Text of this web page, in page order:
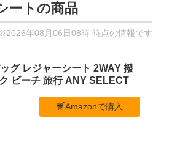
ートの商品
年08月06日08時 時点の情報です
グ レジャーシート 2WAY 撥
ビーチ 旅行 ANY SELECT
Amazonで購入